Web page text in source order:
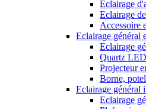
Eclairage
Eclairage
Accessoire
Eclairage général
Eclairage
Quartz LED
Projecteur
Borne,
Eclairage général
Eclairage